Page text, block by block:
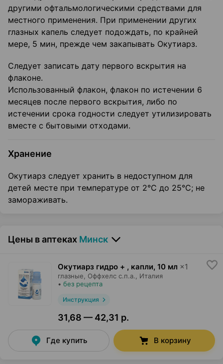
другими офтальмологическими средствами для
местного применения. При применении других
глазных капель следует подождать, по крайней
мере, 5 мин, прежде чем закапывать Окутиарз.
Следует записать дату первого вскрытия на
флаконе.
Использованный флакон, флакон по истечении 6
месяцев после первого вскрытия, либо по
истечении срока годности следует утилизировать
вместе с бытовыми отходами.
Хранение
Окутиарз следует хранить в недоступном для
детей месте при температуре от 2°С до 25°С; не
замораживать.
Цены в аптеках Минск
Окутиарз гидро + , капли, 10 мл ×1
глазные, Оффхелс с.п.а., Италия
• без рецепта
Инструкция
31,68 — 42,31 р.
Где купить В корзину